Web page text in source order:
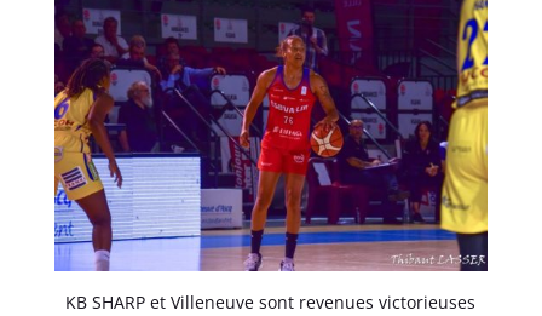
KB SHARP et Villeneuve sont revenues victorieuses